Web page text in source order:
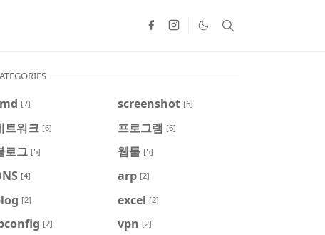
[7] screenshot [6]
트워크 [6] 프로그램 [6]
로그 [5] 웹툴 [5]
[4] arp [2]
[2] excel [2]
[2] vpn [2]